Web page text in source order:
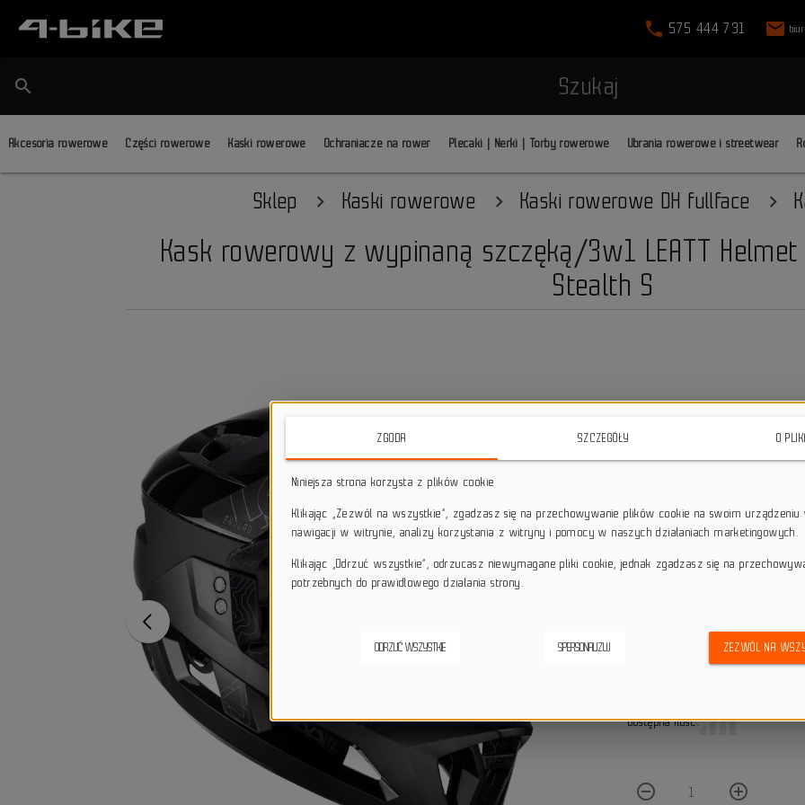
phone 575 444 731 mail
search Szukaj
Akcesoria rowerowe Części rowerowe Kaski rowerowe Ochraniacze na rower Plecaki | Nerki | Torby rowerowe Ubrania rowerowe i streetwear
Sklep Kaski rowerowe Kaski rowerowe DH fullface
Kask rowerowy z wypinaną szczęką/3w1 LEATT Helmet
Stealth S
łączy funkcjonalność,
star_borderstar_borderstar_borderstar_borderstar_border
Darmowa dostawa przy
Wygodne płatności
Dostępna ilość:
remove_circle_outline add_circle_outline
ZGODA SZCZEGÓŁY O
Niniejsza strona korzysta z plików cookie
Klikając „Zezwól na wszystkie”, zgadzasz się na przechowywanie plików cookie na swoim urządzeniu
nawigacji w witrynie, analizy korzystania z witryny i pomocy w naszych działaniach marketingowych.
Klikając „Odrzuć wszystkie”, odrzucasz niewymagane pliki cookie, jednak zgadzasz się na
potrzebnych do prawidłowego działania strony.
ODRZUĆ WSZYSTKIE SPERSONALIZUJ ZEZWÓL NA